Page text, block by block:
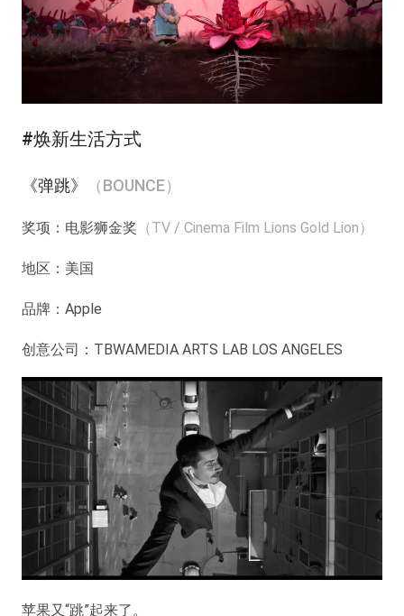
#焕新生活方式
《弹跳》 （BOUNCE）
奖项：电影狮金奖 （TV / Cinema Film Lions Gold Lion）
地区：美国
品牌：Apple
创意公司：TBWAMEDIA ARTS LAB LOS ANGELES
苹果又“跳”起来了。